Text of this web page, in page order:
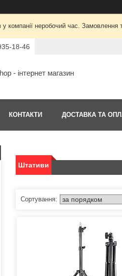
у компанії неробочий час. Замовлення
18-46
- інтернет магазин
КОНТАКТИ ДОСТАВКА ТА
Штативи